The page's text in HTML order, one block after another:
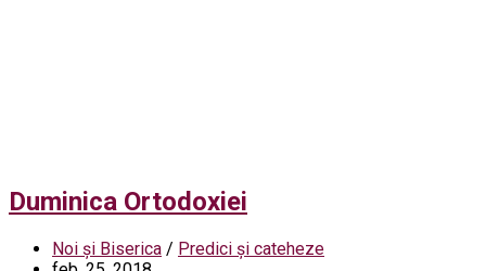
Duminica Ortodoxiei
Noi și Biserica / Predici și cateheze